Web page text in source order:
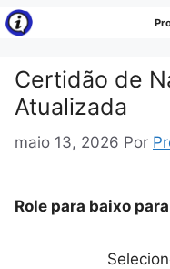
Pular
para
conteúdo
Certidão de
Atualizada
maio 13, 2026 Por
Role para baixo